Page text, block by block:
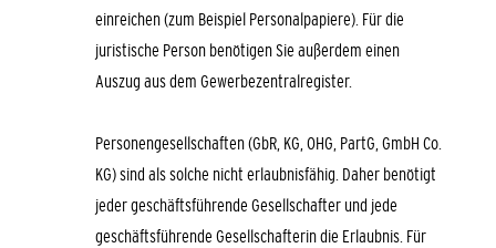
einreichen (zum Beispiel Personalpapiere). Für die
juristische Person benötigen Sie außerdem einen
Auszug aus dem Gewerbezentralregister.
Personengesellschaften (GbR, KG, OHG, PartG, GmbH Co.
KG) sind als solche nicht erlaubnisfähig. Daher benötigt
jeder geschäftsführende Gesellschafter und jede
geschäftsführende Gesellschafterin die Erlaubnis. Für